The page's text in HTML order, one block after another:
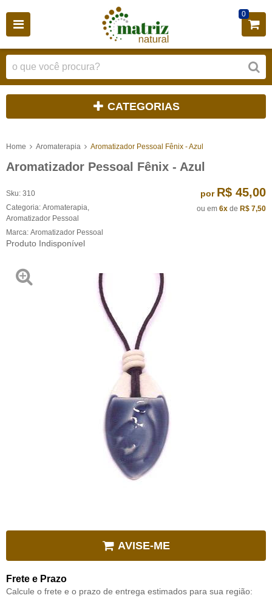
0
CATEGORIAS
Home Aromaterapia Aromatizador Pessoal Fênix - Azul
Aromatizador Pessoal Fênix - Azul
Sku: 310
Categoria: Aromaterapia
Aromatizador Pessoal
Marca: Aromatizador Pessoal
Produto Indisponível
por R$ 45,00
ou em 6x de R$ 7,50
AVISE-ME
Frete e Prazo
Calcule o frete e o prazo de entrega estimados para sua região: